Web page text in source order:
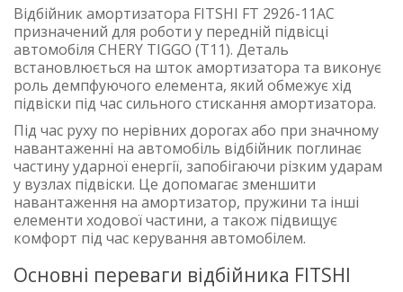
Відбійник амортизатора FITSHI FT 2926-11AC
призначений для роботи у передній підвісці
автомобіля CHERY TIGGO (T11). Деталь
встановлюється на шток амортизатора та виконує
роль демпфуючого елемента, який обмежує хід
підвіски під час сильного стискання амортизатора.
Під час руху по нерівних дорогах або при значному
навантаженні на автомобіль відбійник поглинає
частину ударної енергії, запобігаючи різким ударам
у вузлах підвіски. Це допомагає зменшити
навантаження на амортизатор, пружини та інші
елементи ходової частини, а також підвищує
комфорт під час керування автомобілем.
Основні переваги відбійника FITSHI